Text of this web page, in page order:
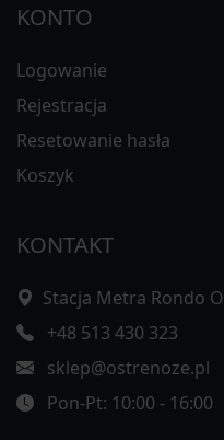
KONTO
Logowanie
Rejestracja
Resetowanie hasła
Koszyk
KONTAKT
Stacja Metra Rondo
+48 513 430 323
sklep@ostrenoze.pl
Pon-Pt: 10:00 - 16:00